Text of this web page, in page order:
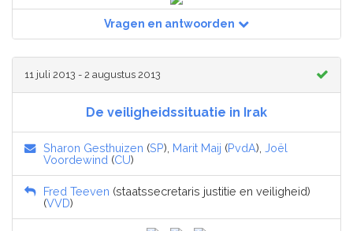
Vragen en antwoorden
11 juli 2013 - 2 augustus 2013
De veiligheidssituatie in Irak
Sharon Gesthuizen (SP), Marit Maij (PvdA), Joël
Voordewind (CU)
Fred Teeven (staatssecretaris justitie en veiligheid)
(VVD)